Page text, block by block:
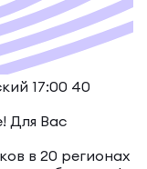
17:00 40
Для Вас
в 20 регионах